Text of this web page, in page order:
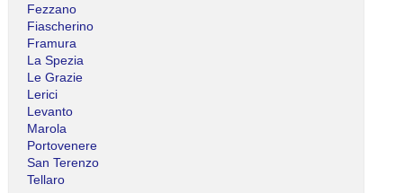
Fezzano
Fiascherino
Framura
La Spezia
Le Grazie
Lerici
Levanto
Marola
Portovenere
San Terenzo
Tellaro